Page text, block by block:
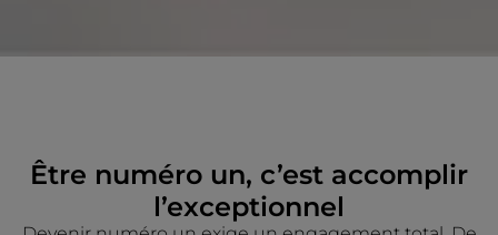
Être numéro un, c’est accomplir
l’exceptionnel